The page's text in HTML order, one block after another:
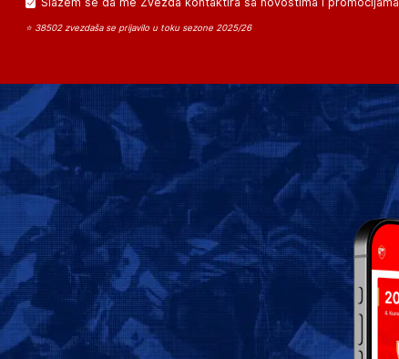
⭐ 38502 zvezdaša se prijavilo u toku sezone 2025/26